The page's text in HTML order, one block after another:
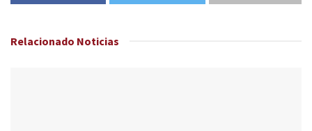
Relacionado Noticias